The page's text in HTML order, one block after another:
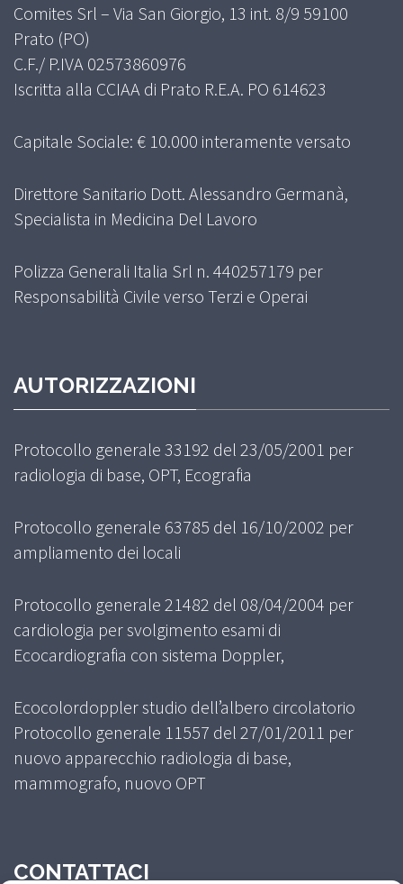
Comites Srl – Via San Giorgio, 13 int. 8/9 59100
Prato (PO)
C.F./ P.IVA 02573860976
Iscritta alla CCIAA di Prato R.E.A. PO 614623
Capitale Sociale: € 10.000 interamente versato
Direttore Sanitario Dott. Alessandro Germanà,
Specialista in Medicina Del Lavoro
Polizza Generali Italia Srl n. 440257179 per
Responsabilità Civile verso Terzi e Operai
AUTORIZZAZIONI
Protocollo generale 33192 del 23/05/2001 per
radiologia di base, OPT, Ecografia
Protocollo generale 63785 del 16/10/2002 per
ampliamento dei locali
Protocollo generale 21482 del 08/04/2004 per
cardiologia per svolgimento esami di
Ecocardiografia con sistema Doppler,
Ecocolordoppler studio dell’albero circolatorio
Protocollo generale 11557 del 27/01/2011 per
nuovo apparecchio radiologia di base,
mammografo, nuovo OPT
CONTATTACI